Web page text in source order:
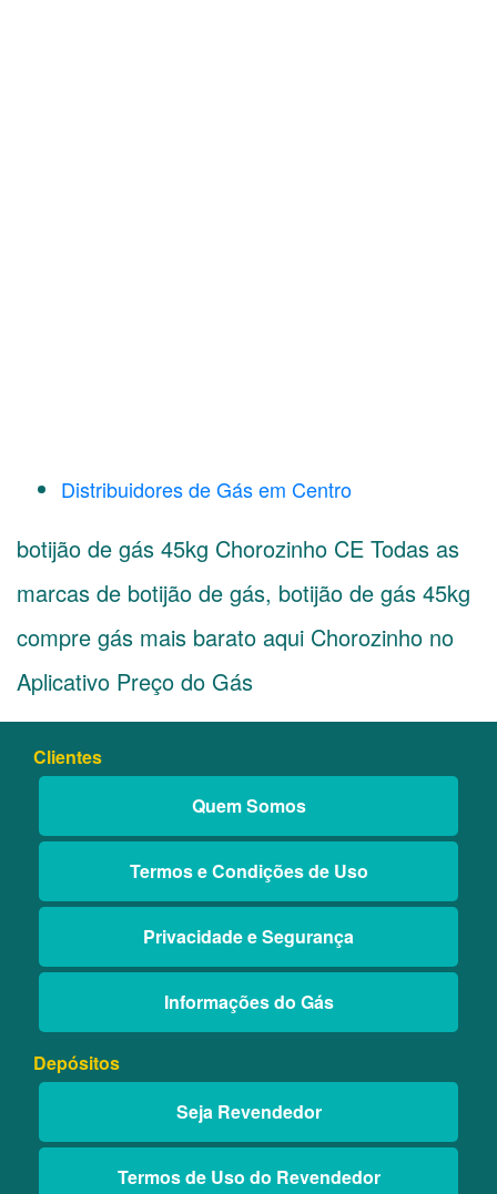
Distribuidores de Gás em Centro
botijão de gás 45kg Chorozinho CE Todas as
marcas de botijão de gás, botijão de gás 45kg
compre gás mais barato aqui Chorozinho no
Aplicativo Preço do Gás
Clientes
Quem Somos
Termos e Condições de Uso
Privacidade e Segurança
Informações do Gás
Depósitos
Seja Revendedor
Termos de Uso do Revendedor